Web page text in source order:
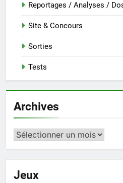
Reportages / Analyses /
Site & Concours
Sorties
Tests
Archives
Archives
Jeux